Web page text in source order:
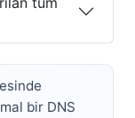
bir DNS